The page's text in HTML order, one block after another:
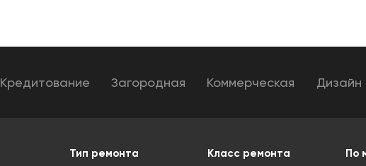
Кредитование Загородная Коммерческая Дизайн
Тип ремонта Класс ремонта По